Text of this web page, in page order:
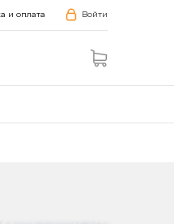
и оплата Войти